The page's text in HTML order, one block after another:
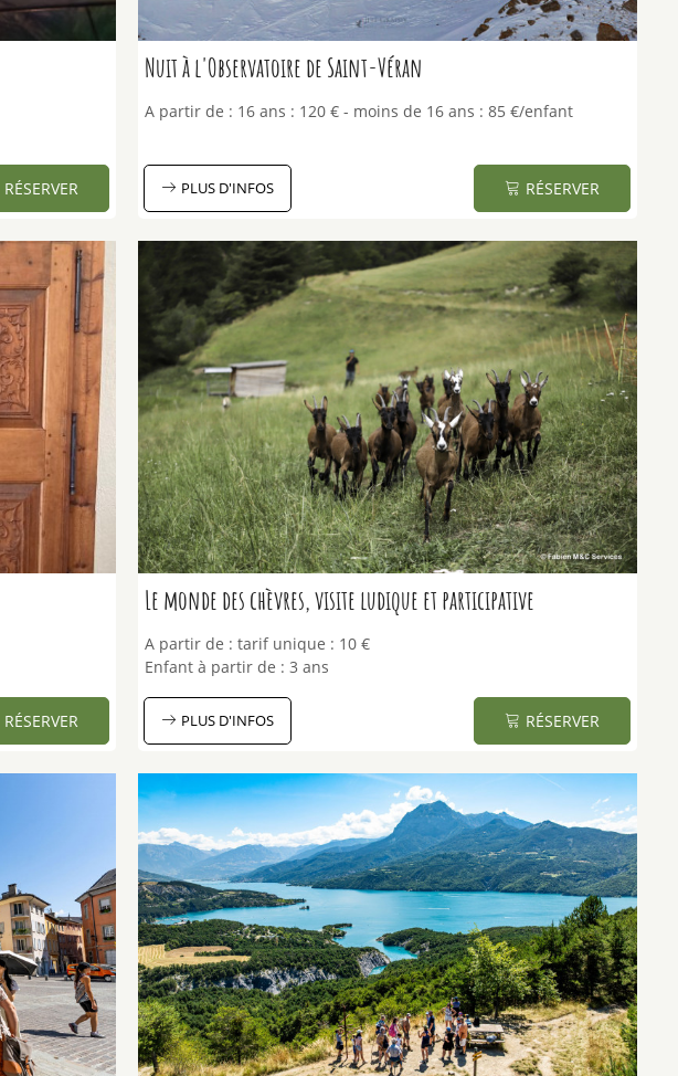
RÉSERVER
Nuit à l'Observatoire de Saint-Véran
A partir de : 16 ans : 120 € moins de 16 ans : 85 €/enfant
PLUS D'INFOS RÉSERVER
RÉSERVER
Le monde des chèvres, visite ludique et participative
A partir de : tarif unique : 10 €
Enfant à partir de : 3 ans
PLUS D'INFOS RÉSERVER